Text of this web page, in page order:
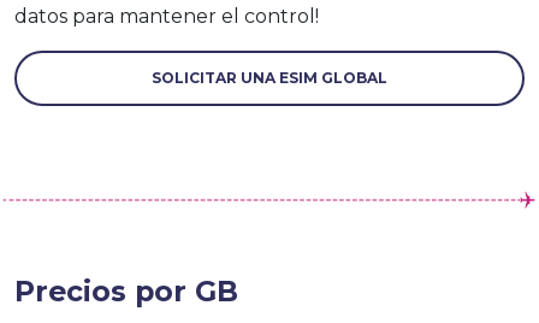
datos para mantener el control!
SOLICITAR UNA ESIM GLOBAL
Precios por GB